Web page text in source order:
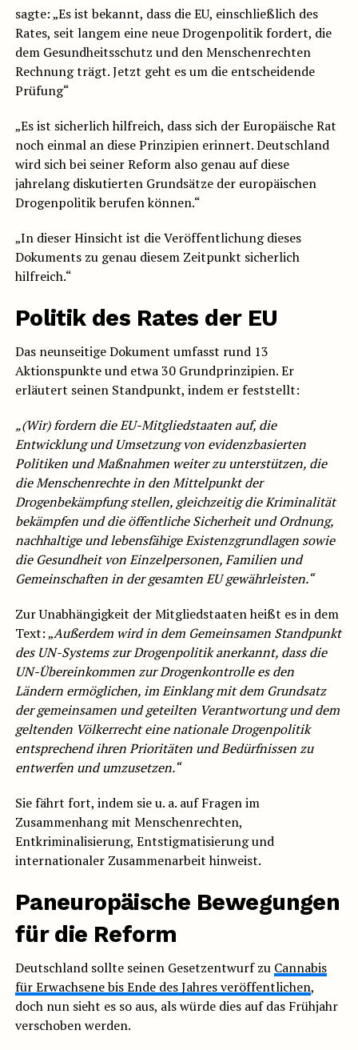
sagte: „Es ist bekannt, dass die EU, einschließlich des
Rates, seit langem eine neue Drogenpolitik fordert, die
dem Gesundheitsschutz und den Menschenrechten
Rechnung trägt. Jetzt geht es um die entscheidende
Prüfung“
„Es ist sicherlich hilfreich, dass sich der Europäische Rat
noch einmal an diese Prinzipien erinnert. Deutschland
wird sich bei seiner Reform also genau auf diese
jahrelang diskutierten Grundsätze der europäischen
Drogenpolitik berufen können.“
„In dieser Hinsicht ist die Veröffentlichung dieses
Dokuments zu genau diesem Zeitpunkt sicherlich
hilfreich.“
Politik des Rates der EU
Das neunseitige Dokument umfasst rund 13
Aktionspunkte und etwa 30 Grundprinzipien. Er
erläutert seinen Standpunkt, indem er feststellt:
„(Wir) fordern die EU-Mitgliedstaaten auf, die
Entwicklung und Umsetzung von evidenzbasierten
Politiken und Maßnahmen weiter zu unterstützen, die
die Menschenrechte in den Mittelpunkt der
Drogenbekämpfung stellen, gleichzeitig die Kriminalität
bekämpfen und die öffentliche Sicherheit und Ordnung,
nachhaltige und lebensfähige Existenzgrundlagen sowie
die Gesundheit von Einzelpersonen, Familien und
Gemeinschaften in der gesamten EU gewährleisten.“
Zur Unabhängigkeit der Mitgliedstaaten heißt es in dem
Text: „Außerdem wird in dem Gemeinsamen Standpunkt
des UN-Systems zur Drogenpolitik anerkannt, dass die
UN-Übereinkommen zur Drogenkontrolle es den
Ländern ermöglichen, im Einklang mit dem Grundsatz
der gemeinsamen und geteilten Verantwortung und dem
geltenden Völkerrecht eine nationale Drogenpolitik
entsprechend ihren Prioritäten und Bedürfnissen zu
entwerfen und umzusetzen.“
Sie fährt fort, indem sie u. a. auf Fragen im
Zusammenhang mit Menschenrechten,
Entkriminalisierung, Entstigmatisierung und
internationaler Zusammenarbeit hinweist.
Paneuropäische Bewegungen
für die Reform
Deutschland sollte seinen Gesetzentwurf zu Cannabis
für Erwachsene bis Ende des Jahres veröffentlichen,
doch nun sieht es so aus, als würde dies auf das Frühjahr
verschoben werden.